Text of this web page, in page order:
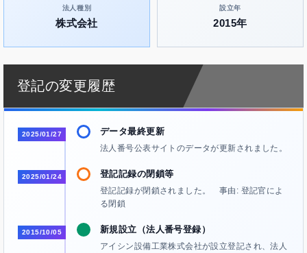
法人種別
株式会社
設立年
2015年
登記の変更履歴
2025/01/27 データ最終更新
法人番号公表サイトのデータが更新されました。
2025/01/24 登記記録の閉鎖等
登記記録が閉鎖されました。 事由: 登記官によ
る閉鎖
2015/10/05 新規設立（法人番号登録）
アイシン設備工業株式会社が設立登記され、法人